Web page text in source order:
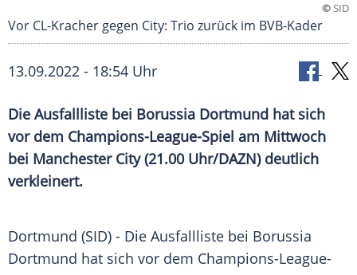
©SID
Vor CL-Kracher gegen City: Trio zurück im BVB-Kader
13.09.2022 - 18:54 Uhr
Die Ausfallliste bei Borussia Dortmund hat sich
vor dem Champions-League-Spiel am Mittwoch
bei Manchester City (21.00 Uhr/DAZN) deutlich
verkleinert.
Dortmund (SID) - Die Ausfallliste bei Borussia
Dortmund hat sich vor dem Champions-League-